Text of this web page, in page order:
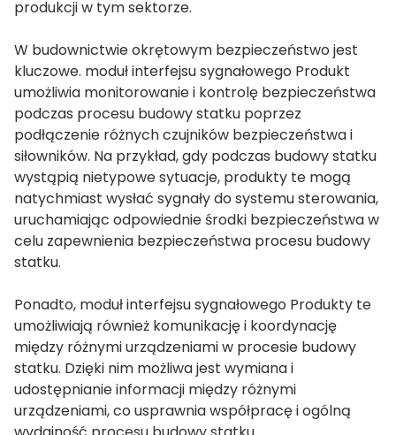
produkcji w tym sektorze.
W budownictwie okrętowym bezpieczeństwo jest
kluczowe. moduł interfejsu sygnałowego Produkt
umożliwia monitorowanie i kontrolę bezpieczeństwa
podczas procesu budowy statku poprzez
podłączenie różnych czujników bezpieczeństwa i
siłowników. Na przykład, gdy podczas budowy statku
wystąpią nietypowe sytuacje, produkty te mogą
natychmiast wysłać sygnałydo systemu sterowania,
uruchamiając odpowiednie środki bezpieczeństwa w
celu zapewnienia bezpieczeństwa procesu budowy
statku.
Ponadto, moduł interfejsu sygnałowego Produkty te
umożliwiają również komunikację i koordynację
między różnymi urządzeniami w procesie budowy
statku. Dzięki nim możliwa jest wymiana i
udostępnianie informacji między różnymi
urządzeniami, co usprawnia współpracę i ogólną